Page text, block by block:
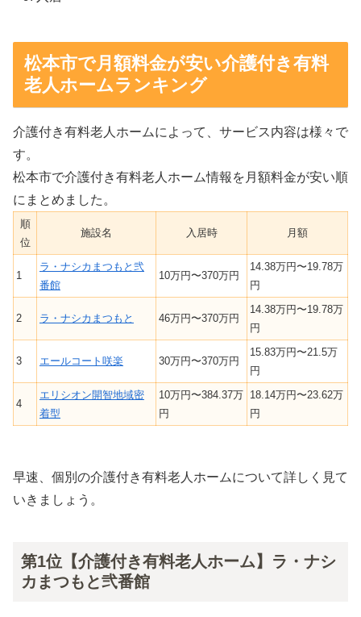
松本市で月額料金が安い介護付き有料
老人ホームランキング
介護付き有料老人ホームによって、サービス内容は様々で
す。
松本市で介護付き有料老人ホーム情報を月額料金が安い順
にまとめました。
順
位
施設名 入居時 月額
1
ラ・ナシカまつもと弐
番館
10万円〜370万円
14.38万円〜19.78万
円
2 ラ・ナシカまつもと 46万円〜370万円
14.38万円〜19.78万
円
3 エールコート咲楽 30万円〜370万円
15.83万円〜21.5万
円
4
エリシオン開智地域密
着型
10万円〜384.37万
円
18.14万円〜23.62万
円
早速、個別の介護付き有料老人ホームについて詳しく見て
いきましょう。
第1位【介護付き有料老人ホーム】ラ・ナシ
カまつもと弐番館